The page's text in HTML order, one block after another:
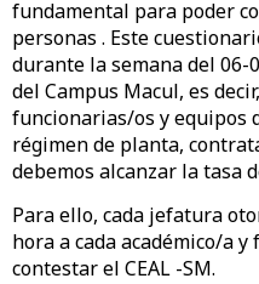
fundamental para poder
personas . Este
durante la semana del 06-
del Campus Macul, es
funcionarias/os y equipos
régimen de planta,
debemos alcanzar la tasa
Para ello, cada jefatura
hora a cada académico/a
contestar el CEAL -SM.